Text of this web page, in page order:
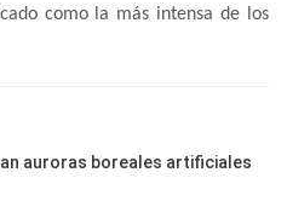
como la más intensa de los
auroras boreales artificiales